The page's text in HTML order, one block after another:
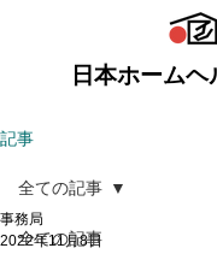
日本ホーム
記事
全ての記事
全ての記事
事務局
2022年11月8日